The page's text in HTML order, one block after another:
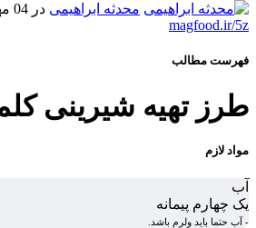
محدثه ابراهیمی در 04 مهر 1402
magfood.ir/5z
فهرست مطالب
طرز تهیه شیرینی
مواد لازم
آب
یک چهارم پیمانه
- آب حتما باید ولرم باشد.